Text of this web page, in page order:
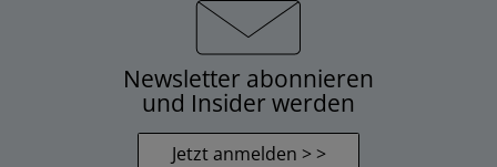
Newsletter abonnieren
und Insider werden
Jetzt anmelden > >